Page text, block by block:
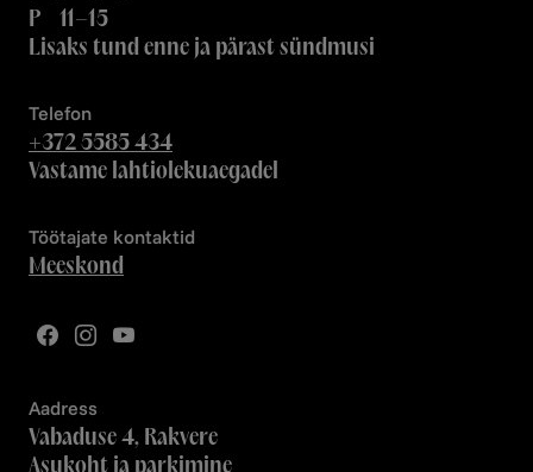
P 11–15
Lisaks tund enne ja pärast sündmusi
Telefon
+372 5585 434
Vastame lahtiolekuaegadel
Töötajate kontaktid
Meeskond
Aadress
Vabaduse 4, Rakvere
Asukoht ja parkimine